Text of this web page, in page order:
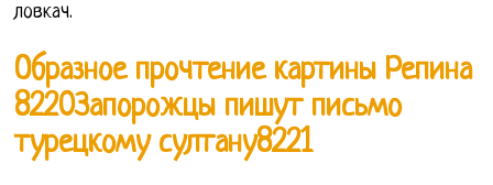
ловкач.
Образное прочтение картины Репина
8220Запорожцы пишут письмо
турецкому султану8221